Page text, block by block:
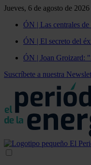
Jueves, 6 de agosto de 2026
ÓN | Las centrales
ÓN | El secreto del
ÓN | Joan Groizard:
Suscríbete a nuestra